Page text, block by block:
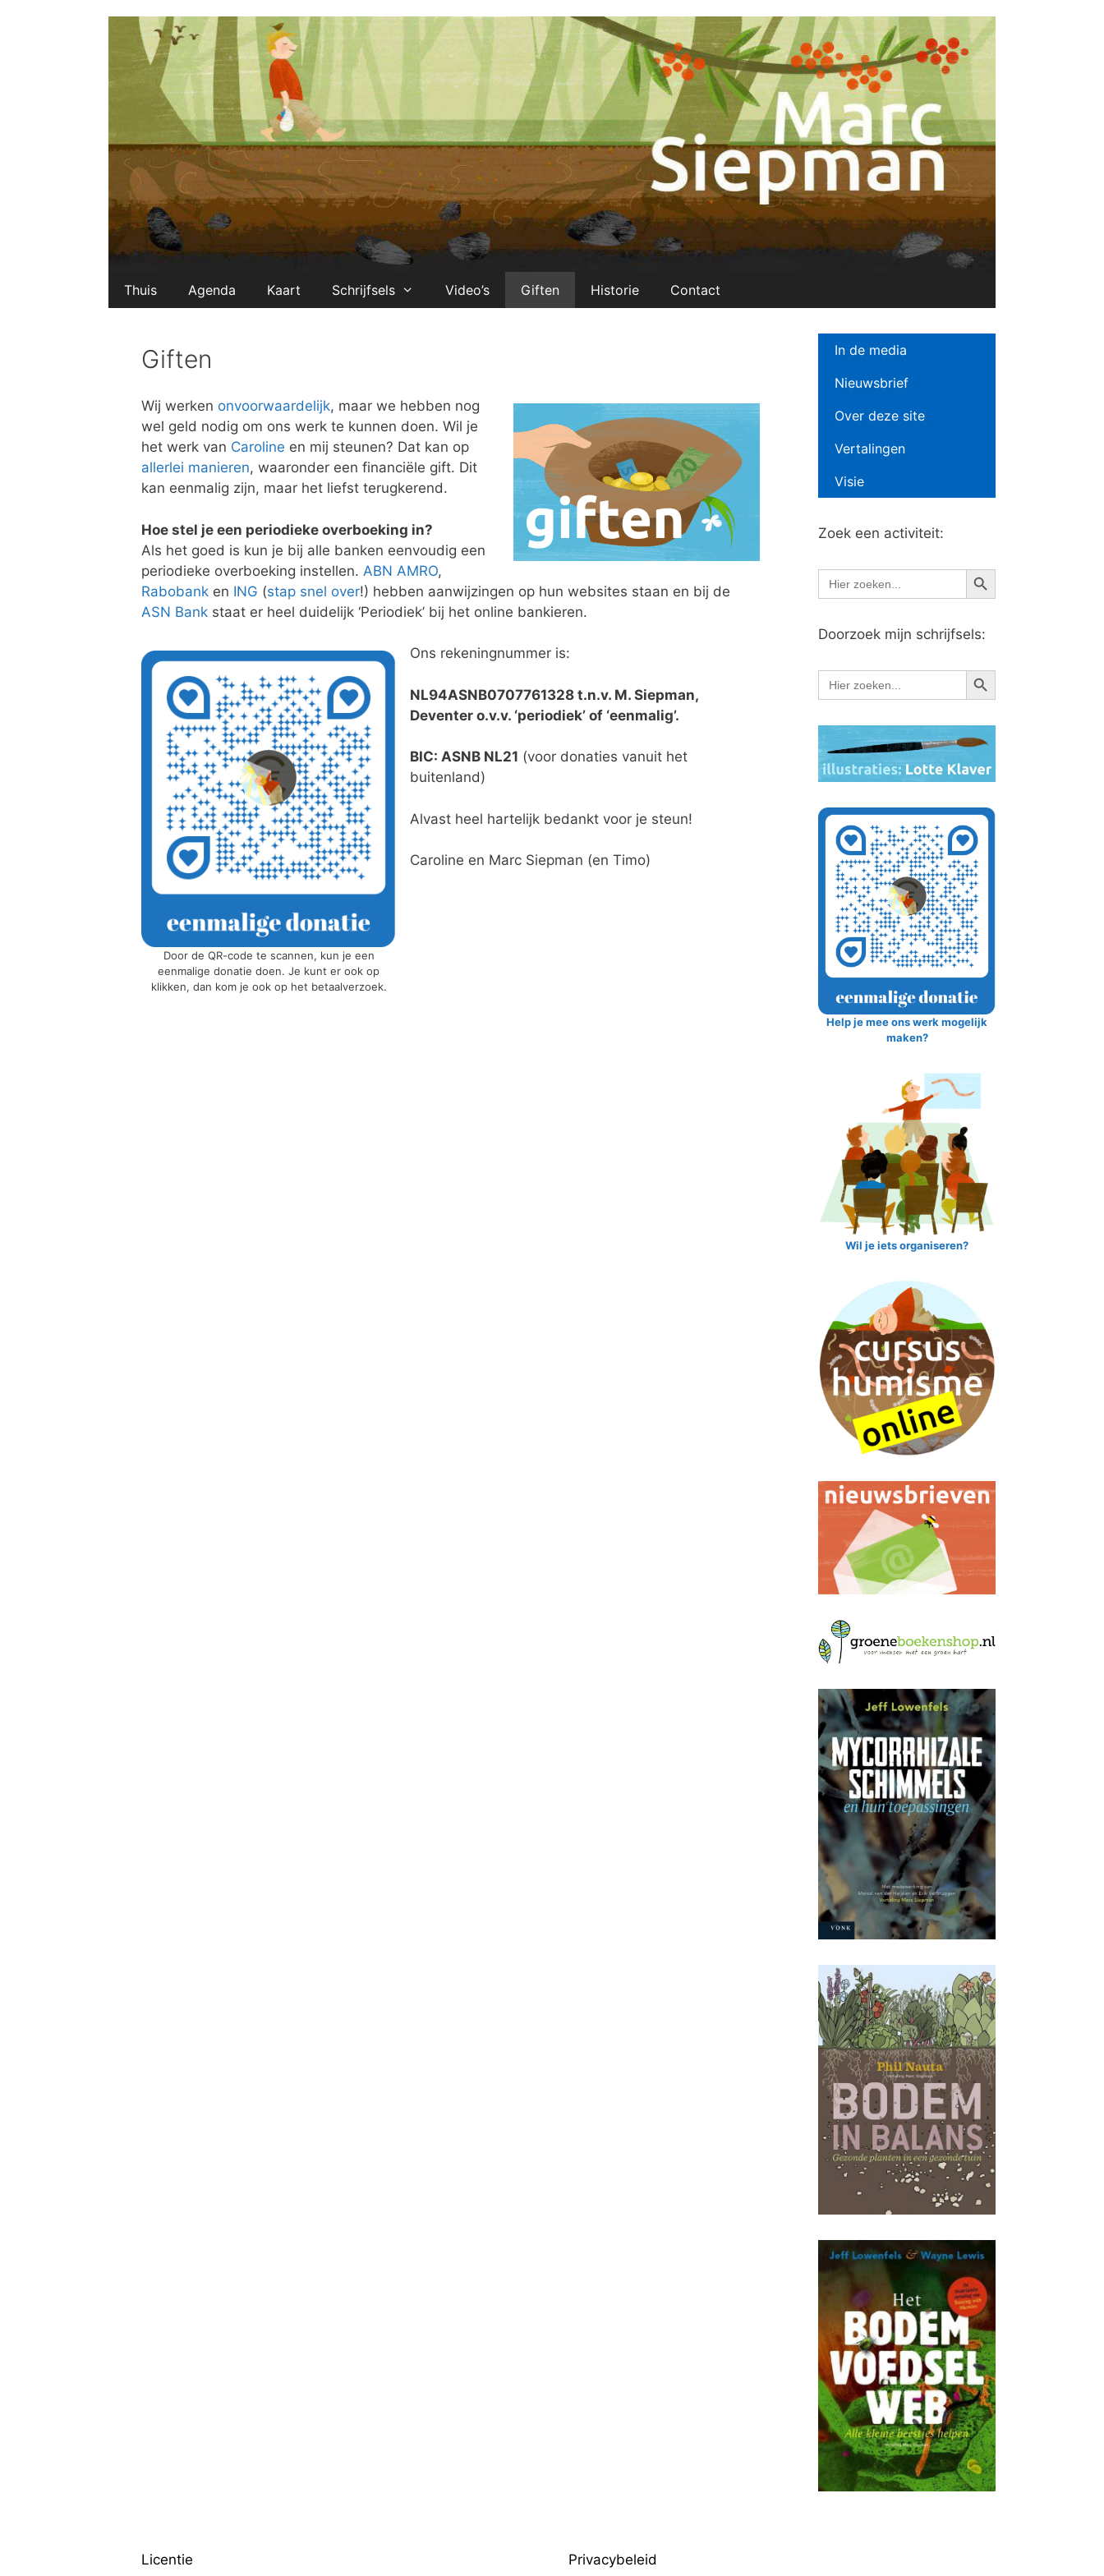
Thuis Agenda Kaart Schrijfsels Video’s Giften Historie Contact
Giften
Wij werken onvoorwaardelijk, maar we hebben nog
wel geld nodig om ons werk te kunnen doen. Wil je
het werk van Caroline en mij steunen? Dat kan op
allerlei manieren, waaronder een financiële gift. Dit
kan eenmalig zijn, maar het liefst terugkerend.
Hoe stel je een periodieke overboeking in?
Als het goed is kun je bij alle banken eenvoudig een
periodieke overboeking instellen. ABN AMRO,
Rabobank en ING (stap snel over!) hebben aanwijzingen op hun websites staan en bij de
ASN Bank staat er heel duidelijk ‘Periodiek’ bij het online bankieren.
Door de QR-code te scannen, kun je een
eenmalige donatie doen. Je kunt er ook op
klikken, dan kom je ook op het betaalverzoek.
Ons rekeningnummer is:
NL94ASNB0707761328 t.n.v. M. Siepman,
Deventer o.v.v. ‘periodiek’ of ‘eenmalig’.
BIC: ASNB NL21 (voor donaties vanuit het
buitenland)
Alvast heel hartelijk bedankt voor je steun!
Caroline en Marc Siepman (en Timo)
In de media
Nieuwsbrief
Over deze site
Vertalingen
Visie
Zoek een activiteit:
Zoek
naar:
Zoekknop
Doorzoek mijn schrijfsels:
Zoek
naar:
Zoekknop
Help je mee ons werk mogelijk
maken?
Wil je iets organiseren?
Licentie Privacybeleid